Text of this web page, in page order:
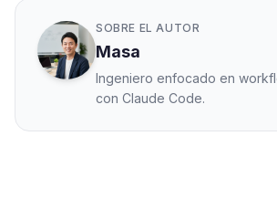
SOBRE EL AUTOR
Masa
Ingeniero enfocado en
con Claude Code.